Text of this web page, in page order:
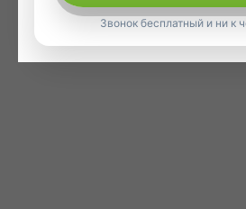
Звонок бесплатный и ни к